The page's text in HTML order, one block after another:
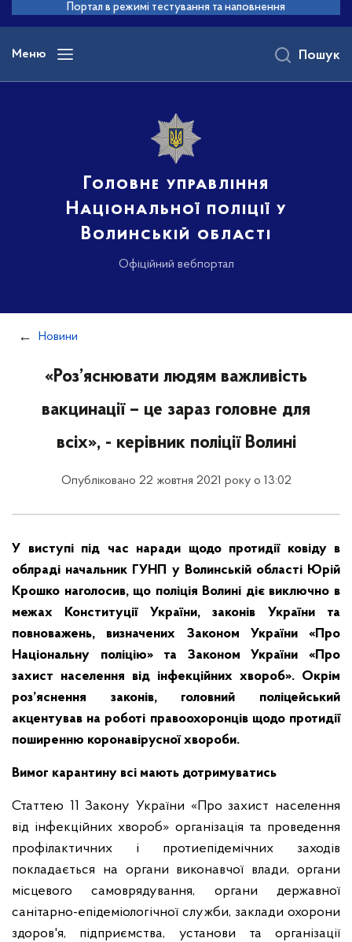
основного
вмісту
Портал в режимі тестування та наповнення
Меню
Головне управління
Національної поліції у
Волинській області
Офіційний вебпортал
Пошук
Новини
«Роз’яснювати людям важливість
вакцинації – це зараз головне для
всіх», - керівник поліції Волині
Опубліковано 22 жовтня 2021 року о 13:02
У виступі під час наради щодо протидії ковіду в
облраді начальник ГУНП у Волинській області Юрій
Крошко наголосив, що поліція Волині діє виключно в
межах Конституції України, законів України та
повноважень, визначених Законом України «Про
Національну поліцію» та Законом України «Про
захист населення від інфекційних хвороб». Окрім
роз’яснення законів, головний поліцейський
акцентував на роботі правоохоронців щодо протидії
поширенню коронавірусної хвороби.
Вимог карантину всі мають дотримуватись
Статтею 11 Закону України «Про захист населення
від інфекційних хвороб» організація та проведення
профілактичних і протиепідемічних заходів
покладається на органи виконавчої влади, органи
місцевого самоврядування, органи державної
санітарно-епідеміологічної служби, заклади охорони
здоров'я, підприємства, установи та організації